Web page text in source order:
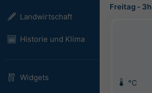
Landwirtschaft
Historie und Klima
Widgets
Freitag - 3h
°C